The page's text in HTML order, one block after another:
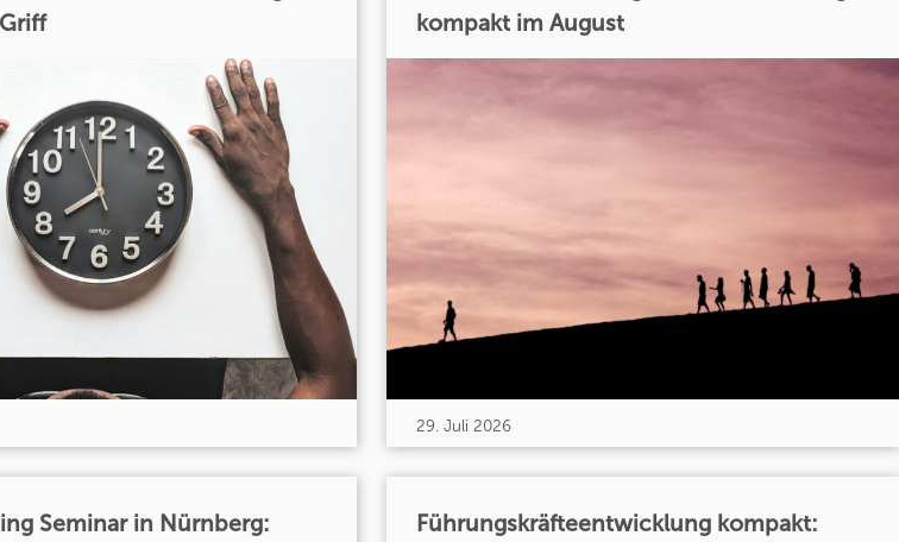
Seminar in Nürnberg:
kompakt im August
29. Juli 2026
Führungskräfteentwicklung kompakt: